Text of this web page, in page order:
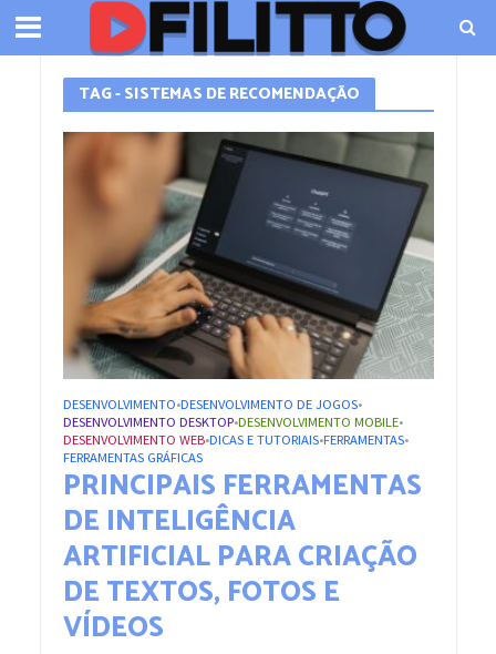
TAG - SISTEMAS DE RECOMENDAÇÃO
DESENVOLVIMENTO•DESENVOLVIMENTO DE JOGOS•
DESENVOLVIMENTO DESKTOP•DESENVOLVIMENTO MOBILE•
DESENVOLVIMENTO WEB•DICAS E TUTORIAIS•FERRAMENTAS•
FERRAMENTAS GRÁFICAS
PRINCIPAIS FERRAMENTAS
DE INTELIGÊNCIA
ARTIFICIAL PARA CRIAÇÃO
DE TEXTOS, FOTOS E
VÍDEOS